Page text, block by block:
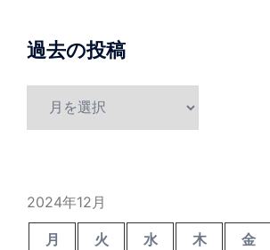
過去の投稿
2024年12月
月 火 水 木 金